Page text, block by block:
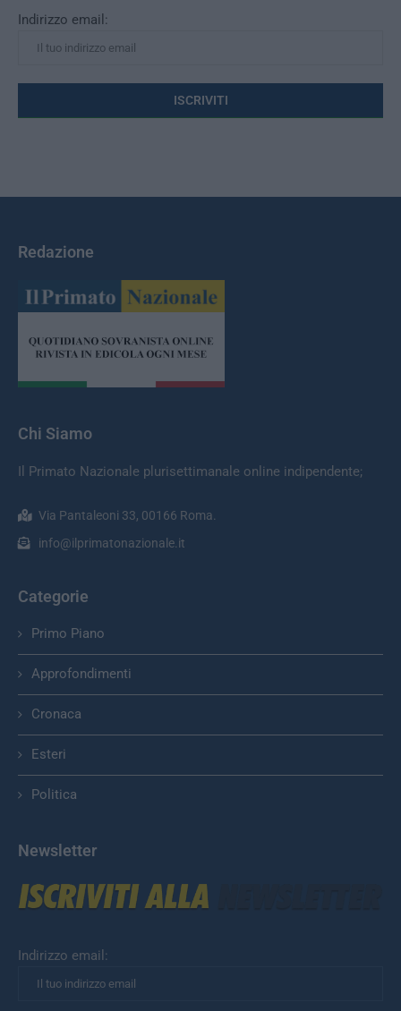
Indirizzo email:
Redazione
Chi Siamo
Il Primato Nazionale plurisettimanale online indipendente;
Via Pantaleoni 33, 00166 Roma.
info@ilprimatonazionale.it
Categorie
Primo Piano
Approfondimenti
Cronaca
Esteri
Politica
Newsletter
Indirizzo email: